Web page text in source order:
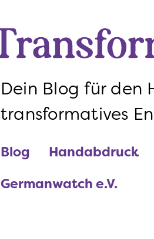
Dein Blog für den
transformatives
Blog Handabdruck
Germanwatch e.V.
Germanwatch e.V.